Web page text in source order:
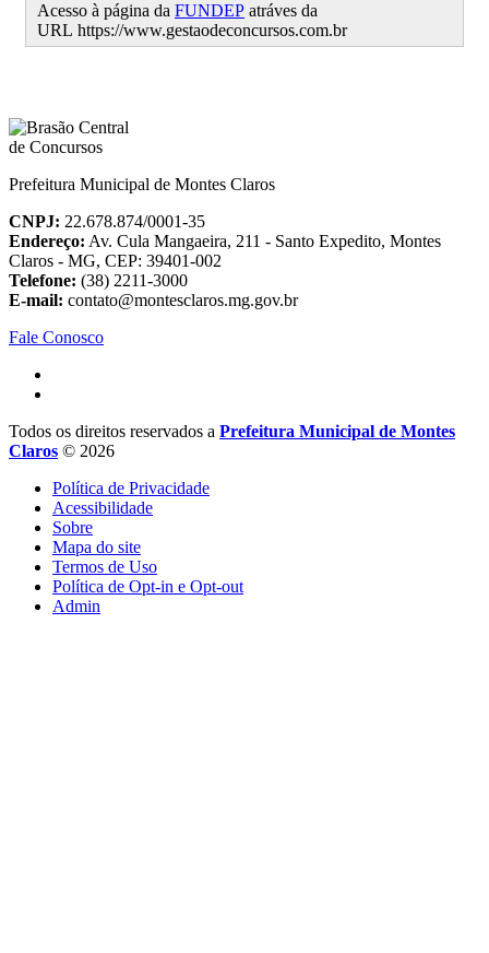
Acesso à página da FUNDEP atráves da
URL https://www.gestaodeconcursos.com.br
Prefeitura Municipal de Montes Claros
CNPJ: 22.678.874/0001-35
Endereço: Av. Cula Mangaeira, 211 - Santo Expedito, Montes
Claros - MG, CEP: 39401-002
Telefone: (38) 2211-3000
E-mail: contato@montesclaros.mg.gov.br
Fale Conosco
Todos os direitos reservados a Prefeitura Municipal de Montes
Claros © 2026
Política de Privacidade
Acessibilidade
Sobre
Mapa do site
Termos de Uso
Política de Opt-in e Opt-out
Admin